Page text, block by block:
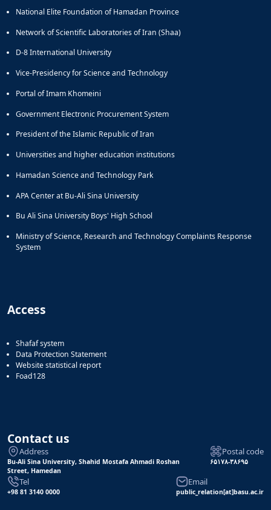
National Elite Foundation of Hamadan Province
Network of Scientific Laboratories of Iran (Shaa)
D-8 International University
Vice-Presidency for Science and Technology
Portal of Imam Khomeini
Government Electronic Procurement System
President of the Islamic Republic of Iran
Universities and higher education institutions
Hamadan Science and Technology Park
APA Center at Bu-Ali Sina University
Bu Ali Sina University Boys' High School
Ministry of Science, Research and Technology Complaints Response
System
Access
Shafaf system
Data Protection Statement
Website statistical report
Foad128
Contact us
Address
Bu-Ali Sina University, Shahid Mostafa Ahmadi Roshan
Street, Hamedan
Postal code
۶۵۱۷۸-۳۸۶۹۵
Tel
+98 81 3140 0000
Email
public_relation[at]basu.ac.ir